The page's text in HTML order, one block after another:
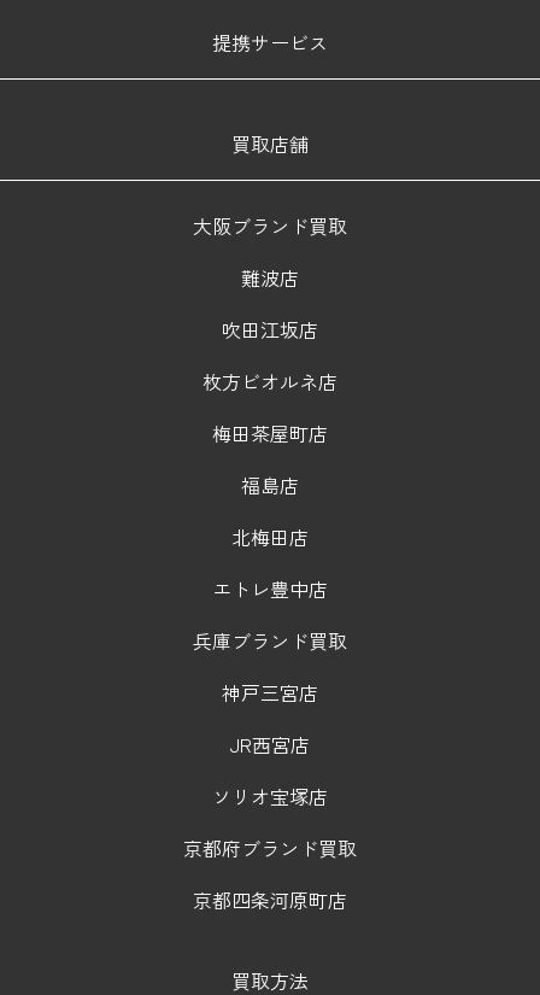
提携サービス
買取店舗
大阪ブランド買取
難波店
吹田江坂店
枚方ビオルネ店
梅田茶屋町店
福島店
北梅田店
エトレ豊中店
兵庫ブランド買取
神戸三宮店
JR西宮店
ソリオ宝塚店
京都府ブランド買取
京都四条河原町店
買取方法